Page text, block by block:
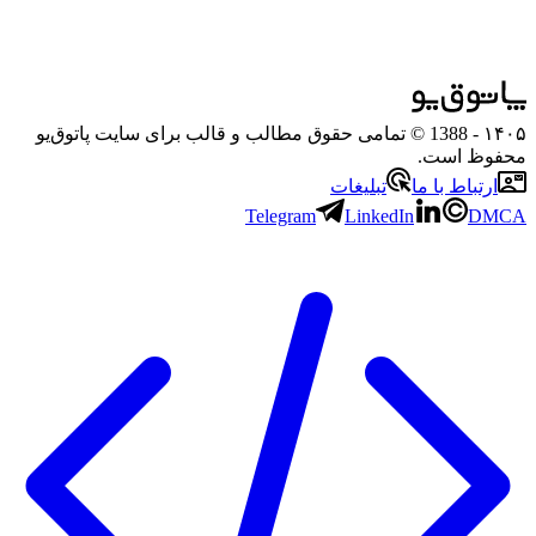
۱۴۰۵
- 1388 © تمامی حقوق مطالب و قالب برای سایت پاتوق‌یو
محفوظ است.
ارتباط با ما
تبلیغات
Telegram
LinkedIn DMCA